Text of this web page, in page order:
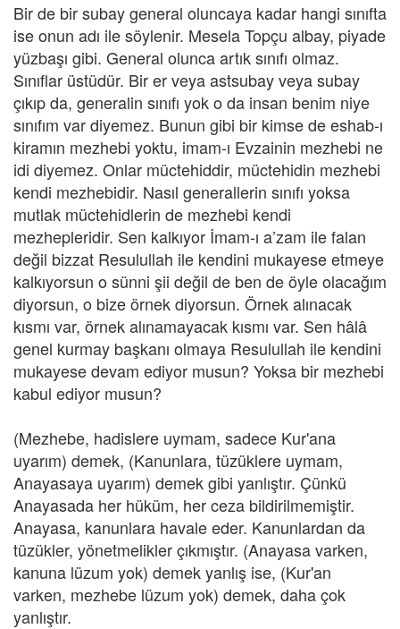
Bir de bir subay general oluncaya kadar hangi sınıfta
ise onun adı ile söylenir. Mesela Topçu albay, piyade
yüzbaşı gibi. General olunca artık sınıfı olmaz.
Sınıflar üstüdür. Bir er veya astsubay veya subay
çıkıp da, generalin sınıfı yok o da insan benim niye
sınıfım var diyemez. Bunun gibi bir kimse de eshab-ı
kiramın mezhebi yoktu, imam-ı Evzainin mezhebi ne
idi diyemez. Onlar müctehiddir, müctehidin mezhebi
kendi mezhebidir. Nasıl generallerin sınıfı yoksa
mutlak müctehidlerin de mezhebi kendi
mezhepleridir. Sen kalkıyor İmam-ı a’zam ile falan
değil bizzat Resulullah ile kendini mukayese etmeye
kalkıyorsun o sünni şii değil de ben de öyle olacağım
diyorsun, o bize örnek diyorsun. Örnek alınacak
kısmı var, örnek alınamayacak kısmı var. Sen hâlâ
genel kurmay başkanı olmaya Resulullah ile kendini
mukayese devam ediyor musun? Yoksa bir mezhebi
kabul ediyor musun?
(Mezhebe, hadislere uymam, sadece Kur'ana
uyarım) demek, (Kanunlara, tüzüklere uymam,
Anayasaya uyarım) demek gibi yanlıştır. Çünkü
Anayasada her hüküm, her ceza bildirilmemiştir.
Anayasa, kanunlara havale eder. Kanunlardan da
tüzükler, yönetmelikler çıkmıştır. (Anayasa varken,
kanuna lüzum yok) demek yanlış ise, (Kur'an
varken, mezhebe lüzum yok) demek, daha çok
yanlıştır.